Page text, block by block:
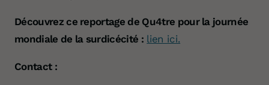
Découvrez ce reportage de Qu4tre pour la journée
mondiale de la surdicécité : lien ici.
Contact :